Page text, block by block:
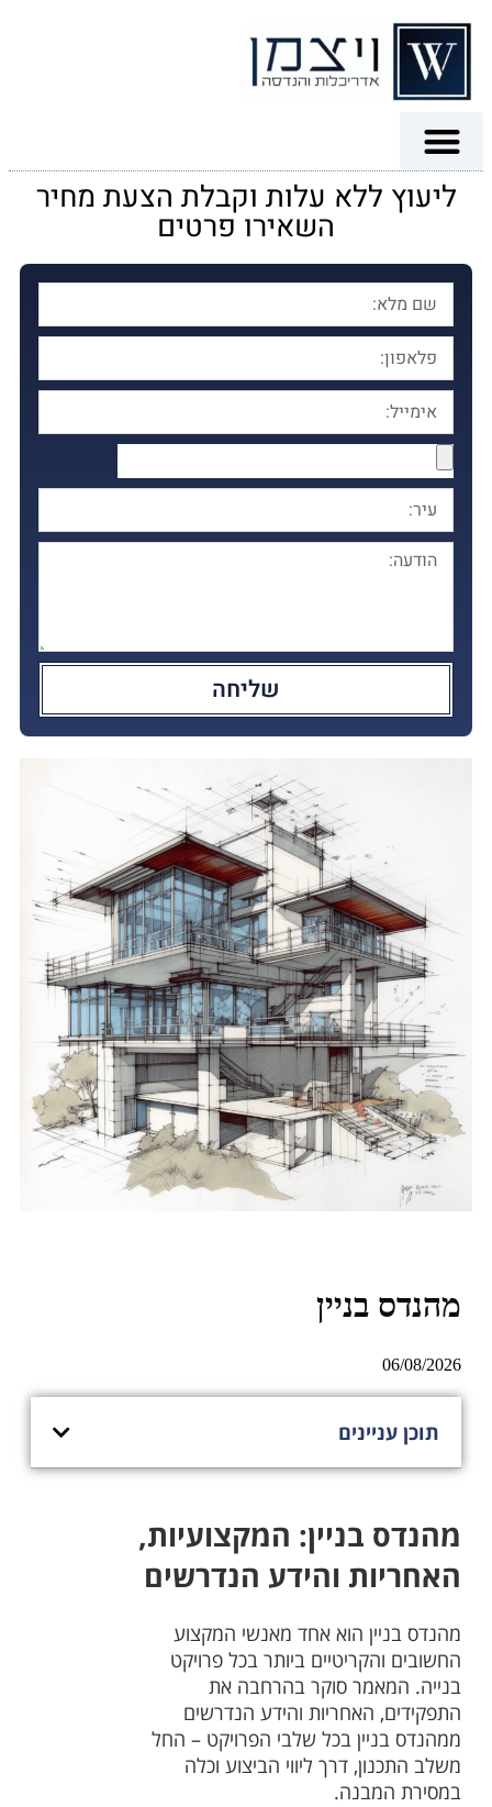
ליעוץ ללא עלות וקבלת הצעת מחיר
השאירו פרטים
שליחה
מהנדס בניין
06/08/2026
תוכן עניינים
מהנדס בניין: המקצועיות,
האחריות והידע הנדרשים
מהנדס בניין הוא אחד מאנשי המקצוע
החשובים והקריטיים ביותר בכל פרויקט
בנייה. המאמר סוקר בהרחבה את
התפקידים, האחריות והידע הנדרשים
ממהנדס בניין בכל שלבי הפרויקט – החל
משלב התכנון, דרך ליווי הביצוע וכלה
במסירת המבנה.